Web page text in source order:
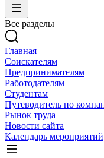
Все разделы
Главная
Соискателям
Предпринимателям
Работодателям
Студентам
Путеводитель по
Рынок труда
Новости сайта
Календарь мероприятий